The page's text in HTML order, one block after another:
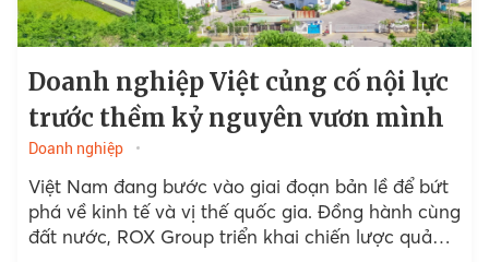
Doanh nghiệp Việt củng cố nội lực
trước thềm kỷ nguyên vươn mình
Doanh nghiệp
Việt Nam đang bước vào giai đoạn bản lề để bứt
phá về kinh tế và vị thế quốc gia. Đồng hành cùng
đất nước, ROX Group triển khai chiến lược quản